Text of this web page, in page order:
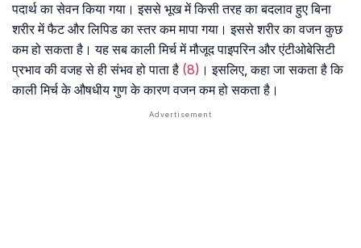
पदार्थ का सेवन किया गया। इससे भूख में किसी तरह का बदलाव हुए बिना
शरीर में फैट और लिपिड का स्तर कम मापा गया। इससे शरीर का वजन कुछ
कम हो सकता है। यह सब काली मिर्च में मौजूद पाइपरिन और एंटीओबेसिटी
प्रभाव की वजह से ही संभव हो पाता है (8) । इसलिए, कहा जा सकता है कि
काली मिर्च के औषधीय गुण के कारण वजन कम हो सकता है।